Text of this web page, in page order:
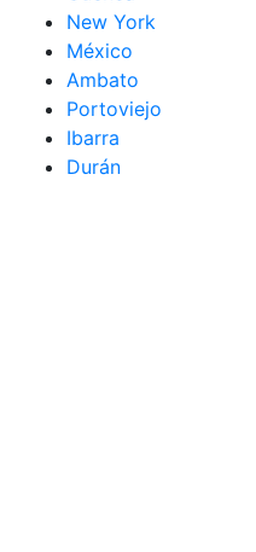
New York
México
Ambato
Portoviejo
Ibarra
Durán